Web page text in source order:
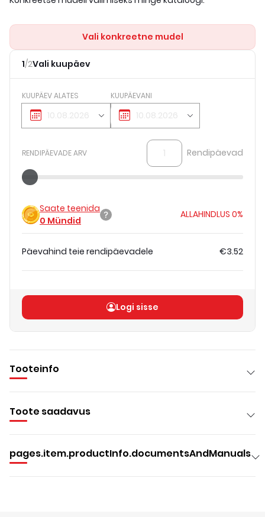
Vali konkreetne mudel
1/2Vali kuupäev
KUUPÄEV ALATES KUUPÄEVANI
RENDIPÄEVADE ARV Rendipäevad
Saate teenida
0 Mündid
ALLAHINDLUS 0%
Päevahind teie rendipäevadele €3.52
Logi sisse
Tooteinfo
Toote saadavus
pages.item.productInfo.documentsAndManuals